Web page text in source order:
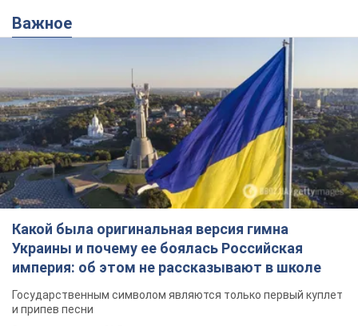
Важное
Какой была оригинальная версия гимна
Украины и почему ее боялась Российская
империя: об этом не рассказывают в школе
Государственным символом являются только первый куплет
и припев песни